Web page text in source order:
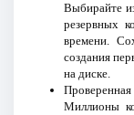
Выбирайте
резервных
времени.
создания
на диске.
Миллионы